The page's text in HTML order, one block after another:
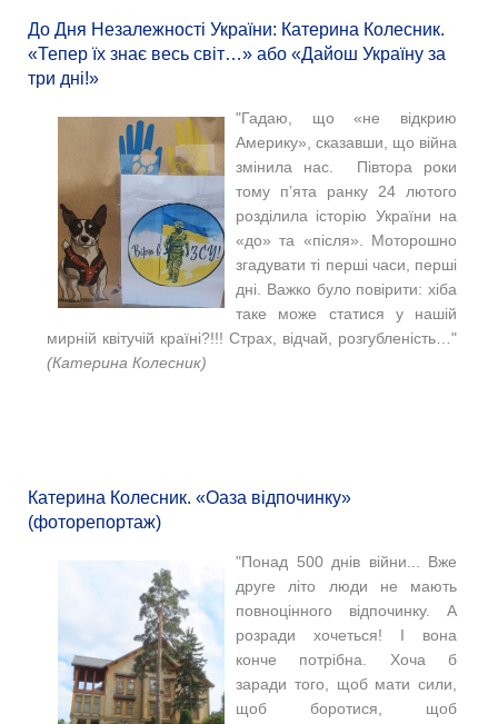
До Дня Незалежності України: Катерина Колесник.
«Тепер їх знає весь світ…» або «Дайош Україну за
три дні!»
"Гадаю, що «не відкрию
Америку», сказавши, що війна
змінила нас. Півтора роки
тому п’ята ранку 24 лютого
розділила історію України на
«до» та «після». Моторошно
згадувати ті перші часи, перші
дні. Важко було повірити: хіба
таке може статися у нашій
мирній квітучій країні?!!! Страх, відчай, розгубленість…"
(Катерина Колесник)
Катерина Колесник. «Оаза відпочинку»
(фоторепортаж)
"Понад 500 днів війни... Вже
друге літо люди не мають
повноцінного відпочинку. А
розради хочеться! І вона
конче потрібна. Хоча б
заради того, щоб мати сили,
щоб боротися, щоб